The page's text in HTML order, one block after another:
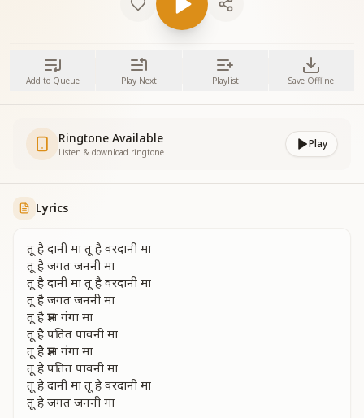
Add to Queue Play Next Playlist Save Offline
Ringtone Available
Listen & download ringtone
Play
Lyrics
तू है दानी मा तू है वरदानी मा
तू है जगत जननी मा
तू है दानी मा तू है वरदानी मा
तू है जगत जननी मा
तू है ज्ञान गंगा मा
तू है पतित पावनी मा
तू है ज्ञान गंगा मा
तू है पतित पावनी मा
तू है दानी मा तू है वरदानी मा
तू है जगत जननी मा